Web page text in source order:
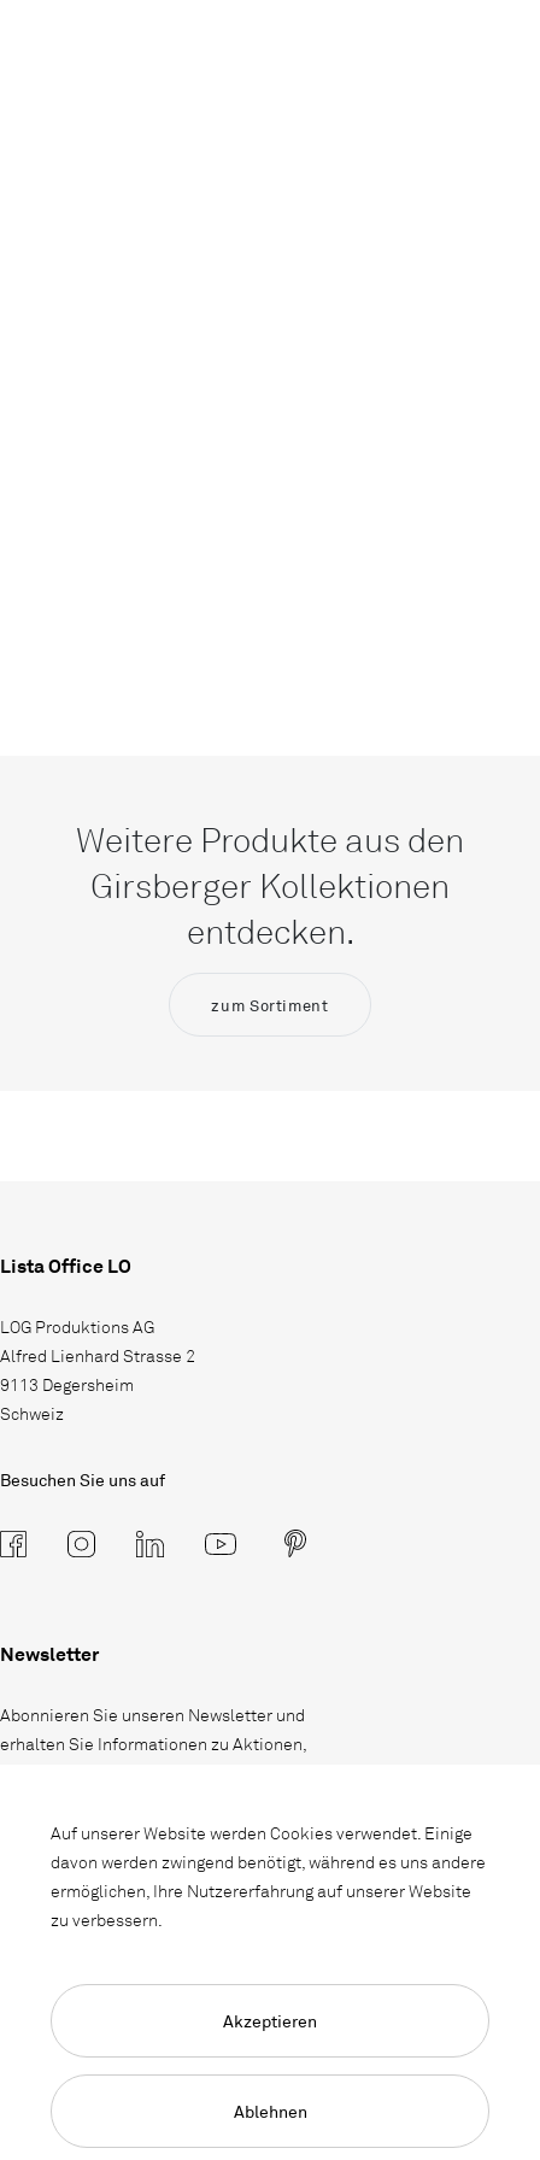
Weitere Produkte aus den
Girsberger Kollektionen
entdecken.
zum Sortiment
Lista Office LO
LOG Produktions AG
Alfred Lienhard Strasse 2
9113 Degersheim
Schweiz
Besuchen Sie uns auf
Newsletter
Abonnieren Sie unseren Newsletter und
erhalten Sie Informationen zu Aktionen,
Language Navigation
Deutsch
Impressum AGB
Auf unserer Website werden Cookies verwendet. Einige
davon werden zwingend benötigt, während es uns andere
ermöglichen, Ihre Nutzererfahrung auf unserer Website
zu verbessern.
Ablehnen
Akzeptieren